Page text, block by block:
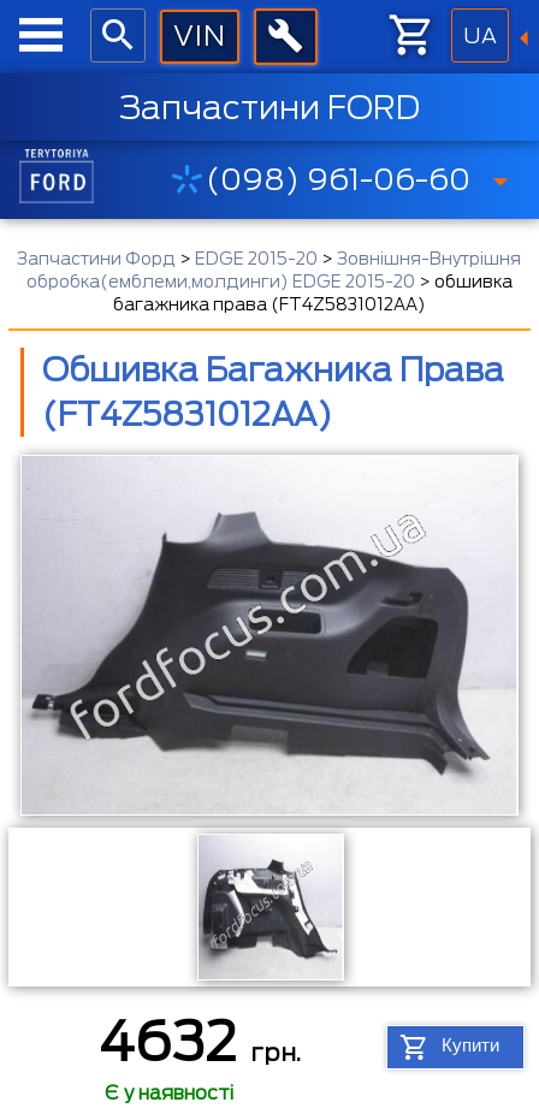
UA
Запчастини FORD
(098) 961-06-60
Запчастини Форд > EDGE 2015-20 >Зовнішня-Внутрішня
обробка(емблеми,молдинги) EDGE 2015-20 > обшивка
багажника права (FT4Z5831012AA)
Обшивка Багажника Права
(FT4Z5831012AA)
4632 грн. Купити
Є у наявності